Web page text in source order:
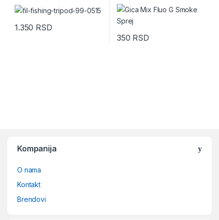
1.350 RSD
350 RSD
Kompanija
O nama
Kontakt
Brendovi